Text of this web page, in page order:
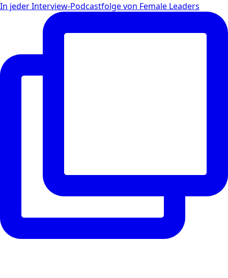
In jeder Interview-Podcastfolge von Female Leaders